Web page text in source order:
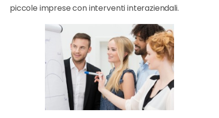
piccole imprese con interventi interaziendali.